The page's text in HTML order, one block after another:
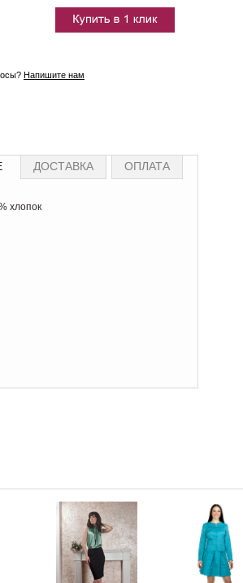
Напишите нам
ДОСТАВКА ОПЛАТА
хлопок